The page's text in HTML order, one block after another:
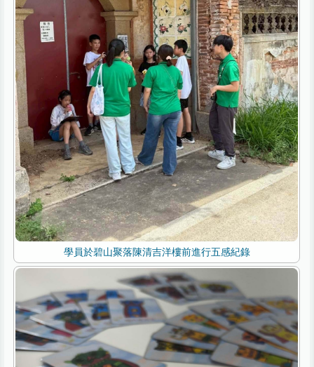
學員於碧山聚落陳清吉洋樓前進行五感紀錄